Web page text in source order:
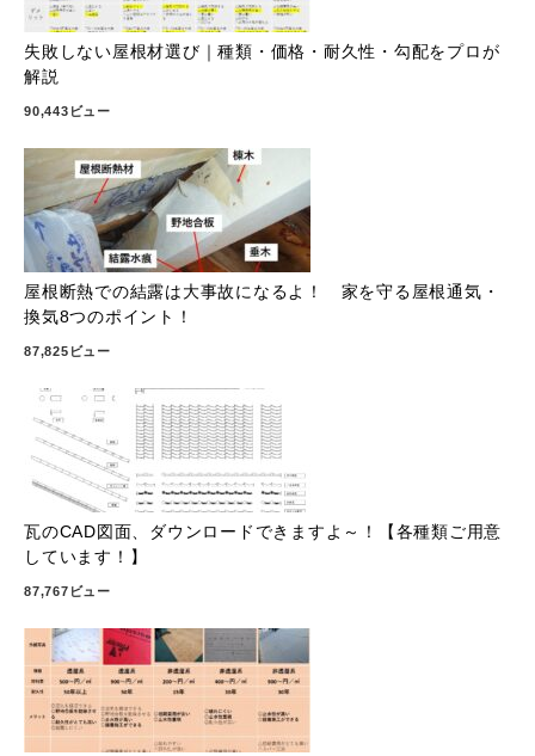
失敗しない屋根材選び｜種類・価格・耐久性・勾配をプロが
解説
90,443ビュー
屋根断熱での結露は大事故になるよ！ 家を守る屋根通気・
換気8つのポイント！
87,825ビュー
瓦のCAD図面、ダウンロードできますよ～！【各種類ご用意
しています！】
87,767ビュー